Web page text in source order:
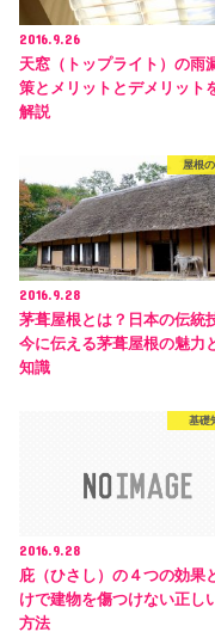
2016.9.26
天窓（トップライト）の雨
策とメリットとデメリット
解説
屋根
2016.9.28
茅葺屋根とは？日本の伝統
今に伝える茅葺屋根の魅力
知識
基礎
2016.9.28
庇（ひさし）の４つの効果
けで建物を傷つけない正し
方法